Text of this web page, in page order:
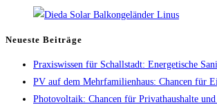
Neueste Beiträge
Praxiswissen für Schallstadt: Energetische
PV auf dem Mehrfamilienhaus: Chancen für
Photovoltaik: Chancen für Privathaushalte